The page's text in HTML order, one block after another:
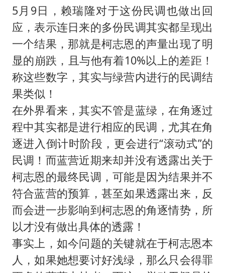
5月9日，赖瑞隆对于这份民调也做出回
应，表示连日来的多份民调其实都呈现出
一个结果，那就是柯志恩的声量出现了明
显的崩跌，且与他有着10%以上的差距！
称这些数字，其实与绿营内进行的民调结
果类似！
在外界看来，其实不管是蓝绿，在角逐过
程中其实都是进行相应的民调，尤其在角
逐进入倒计时阶段，更会进行“滚动式”的
民调！而蓝营近期来却并没有透露出关于
柯志恩的最终民调，可能是因为结果并不
符合蓝营的预算，甚至如果透露出来，反
而会进一步影响到柯志恩的角逐情势，所
以才没有做出具体的透露！
事实上，如今问题的关键就在于柯志恩本
人，如果她想要讨好浅绿，那么只会得罪